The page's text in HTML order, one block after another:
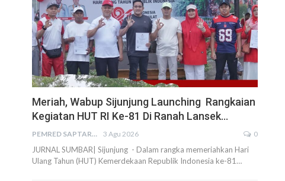
Meriah, Wabup Sijunjung Launching Rangkaian
Kegiatan HUT RI Ke-81 Di Ranah Lansek…
PEMRED SAPTARIUS 3 Agu 2026 0
JURNAL SUMBAR| Sijunjung - Dalam rangka memeriahkan Hari
Ulang Tahun (HUT) Kemerdekaan Republik Indonesia ke-81…